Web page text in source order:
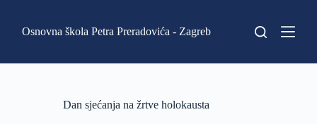
k
Osnovna škola Petra Preradovića - Zagreb
Dan sjećanja na žrtve holokausta